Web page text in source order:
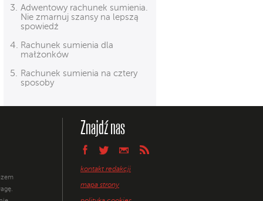
Adwentowy rachunek sumienia.
Nie zmarnuj szansy na lepszą
spowiedź
Rachunek sumienia dla
małżonków
Rachunek sumienia na cztery
sposoby
Znajdź nas
kontakt redakcji
mapa strony